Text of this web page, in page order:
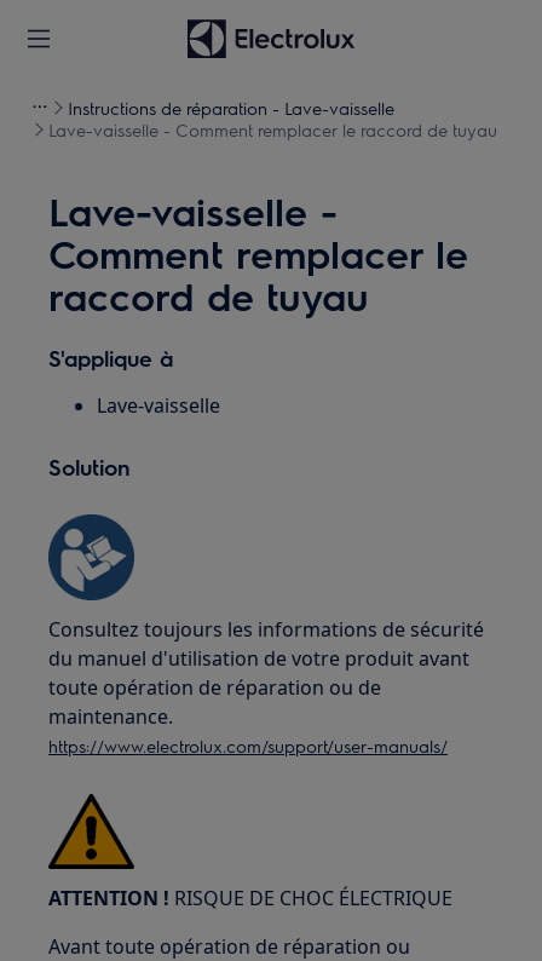
Instructions de réparation - Lave-vaisselle
Lave-vaisselle - Comment remplacer le raccord de tuyau
Lave-vaisselle -
Comment remplacer le
raccord de tuyau
S'applique à
Lave-vaisselle
Solution
Consultez toujours les informations de sécurité
du manuel d'utilisation de votre produit avant
toute opération de réparation ou de
maintenance.
https://www.electrolux.com/support/user-manuals/
ATTENTION ! RISQUE DE CHOC ÉLECTRIQUE
Avant toute opération de réparation ou